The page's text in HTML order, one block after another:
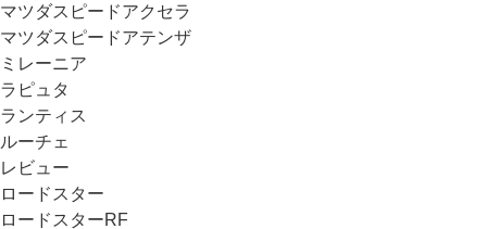
マツダスピードアクセラ
マツダスピードアテンザ
ミレーニア
ラピュタ
ランティス
ルーチェ
レビュー
ロードスター
ロードスターRF